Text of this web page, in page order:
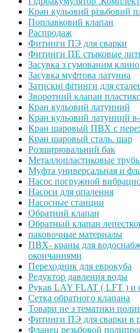
Кран кульовий різьбовий
Поплавковий клапан
Распродаж
Фитинги ПЭ для сварки
Фитинги ПЕ стыковые
Засувка з гумованим
Засувка муфтова латунна
Затискні фітинги для
Зворотний клапан
Кран кульовий латунний
Кран кульовий латунний
Кран шаровый ПВХ с
Кран шаровый сталь. шар
Розширювальний бак
Металлопластиковые
Муфта универсальная и
Насос погружной
Насоси для опалення
Насосные станции
Обратний клапан
Обратный клапан
паковочные материалы
ПВХ- краны для
окончаниями
Переходник для еврокуба
Редуктор давления воды
Рукав LAY FLAT ( LFT ) и
Сетка обратного клапана
Товари не з тематики
Фитинги ПЭ для сварки в
Фланец резьбовой